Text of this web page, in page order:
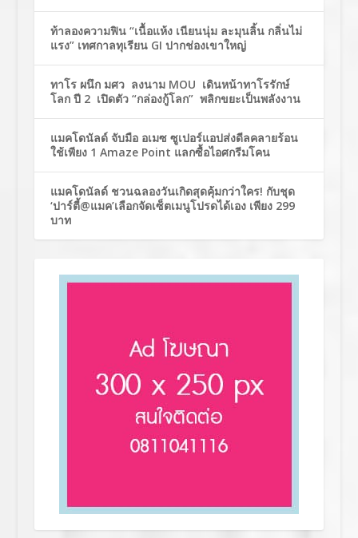
ท้าลองความฟิน “เนื้อแห้ง เนียนนุ่ม ละมุนลิ้น กลิ่นไม่
แรง” เทศกาลทุเรียน GI ปากช่องเขาใหญ่
ทาโร ผนึก มศว ลงนาม MOU เดินหน้าทาโรรักษ์
โลก ปี 2 เปิดตัว “กล่องกู้โลก” พลิกขยะเป็นพลังงาน
แมคโดนัลด์ จับมือ อเมซ ซูเปอร์แอปส่งดีลคลายร้อน
ใช้เพียง 1 Amaze Point แลกซื้อไอศกรีมโคน
แมคโดนัลด์ ชวนฉลองวันเกิดสุดคุ้มกว่าใคร! กับชุด
‘ปาร์ตี้@แมค’เลือกจัดเซ็ตเมนูโปรดได้เอง เพียง 299
บาท